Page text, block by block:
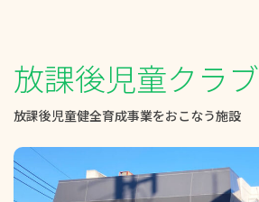
放課後児童クラブ
放課後児童健全育成事業をおこなう施設